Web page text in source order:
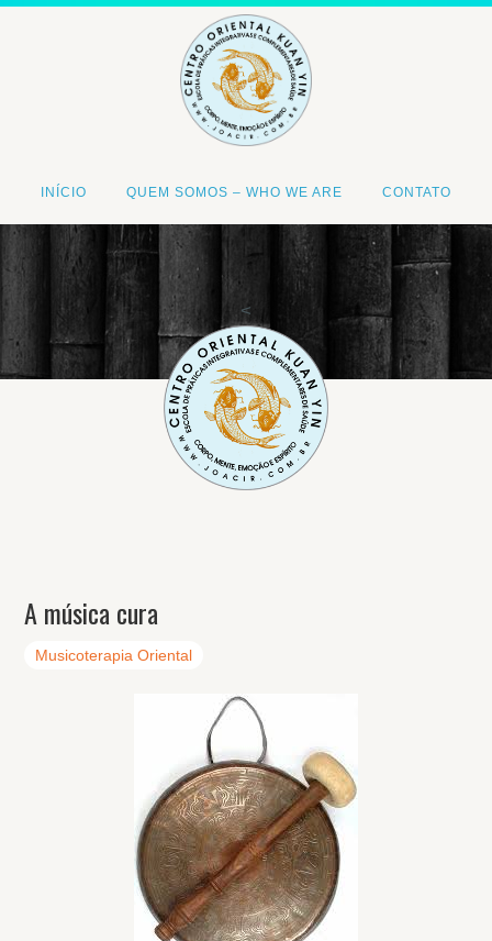
INÍCIO QUEM SOMOS – WHO WE ARE CONTATO
<
A música cura
Musicoterapia Oriental